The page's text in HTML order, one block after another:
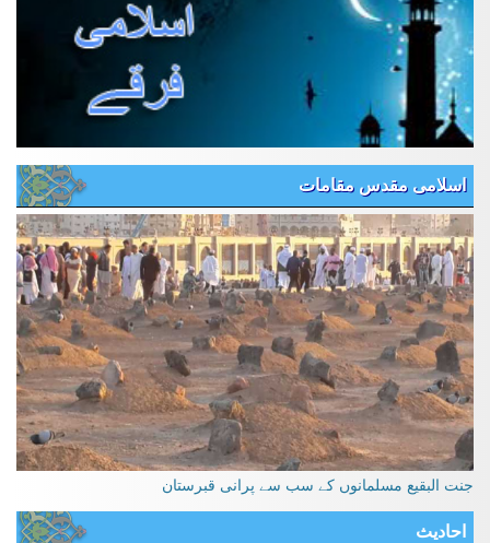
اسلامی مقدس مقامات
جنت البقیع مسلمانوں کے سب سے پرانی قبرستان
احادیث